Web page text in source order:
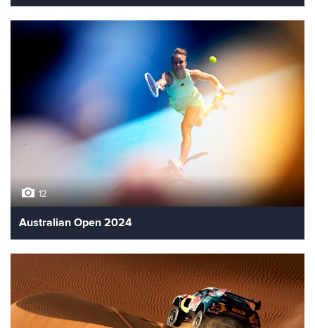
12
Australian Open 2024